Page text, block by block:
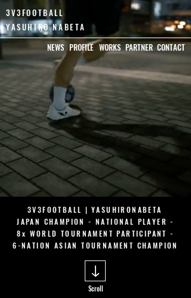
3V3FOOTBALL
YASUHIRO NABETA
NEWS PROFILE WORKS PARTNER CONTACT
3V3FOOTBALL | YASUHIRONABETA
JAPAN CHAMPION - NATIONAL PLAYER -
8x WORLD TOURNAMENT PARTICIPANT -
6-NATION ASIAN TOURNAMENT CHAMPION
Scroll